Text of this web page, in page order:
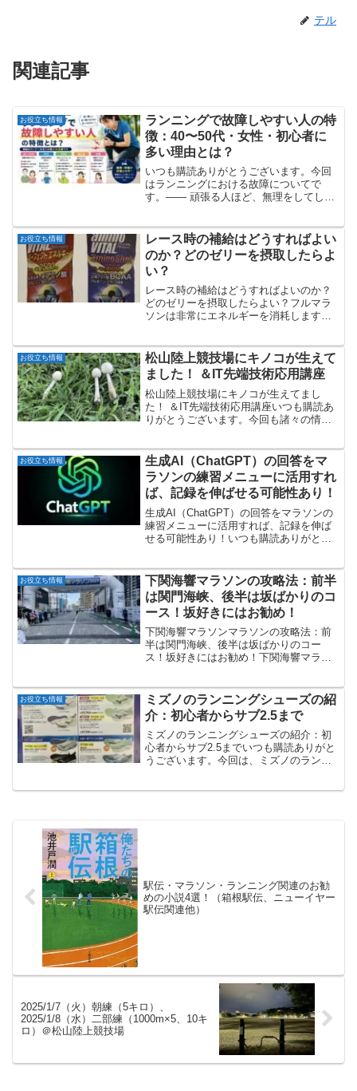
テル
関連記事
お役立ち情報
ランニングで故障しやすい人の特
徴：40〜50代・女性・初心者に
多い理由とは？
いつも購読ありがとうございます。今回
はランニングにおける故障についてで
す。―― 頑張る人ほど、無理をしてしま
周囲のランナーを見てきた中での個人的
な印象や主観をもとにまと...
お役立ち情報
レース時の補給はどうすればよい
のか？どのゼリーを摂取したらよ
い？
レース時の補給はどうすればよいのか？
どのゼリーを摂取したらよい？フルマラ
ソンは非常にエネルギーを消耗しますの
レース中においても補給が必要になりま
す。大会によってはエイド...
お役立ち情報
松山陸上競技場にキノコが生えて
ました！ ＆IT先端技術応用講座
松山陸上競技場にキノコが生えてまし
た！ ＆IT先端技術応用講座いつも購読あ
りがとうございます。今回も諸々の情報
ョグ。曇っていて直射日光の暑さはあり
ませんでしたが、雨上が...
お役立ち情報
生成AI（ChatGPT）の回答をマ
ラソンの練習メニューに活用すれ
ば、記録を伸ばせる可能性あり！
生成AI（ChatGPT）の回答をマラソンの
練習メニューに活用すれば、記録を伸ば
せる可能性あり！いつも購読ありがとう
た。最近の生成AIの進化は目覚ましいの
で、う...
お役立ち情報
下関海響マラソンの攻略法：前半
は関門海峡、後半は坂ばかりのコ
ース！坂好きにはお勧め！
下関海響マラソンマラソンの攻略法：前
半は関門海峡、後半は坂ばかりのコー
ス！坂好きにはお勧め！下関海響マラソ
海峡に面し、歴史や自然に恵まれた美し
い風景を楽しみながら走れ...
お役立ち情報
ミズノのランニングシューズの紹
介：初心者からサブ2.5まで
ミズノのランニングシューズの紹介：初
心者からサブ2.5までいつも購読ありがと
うございます。今回は、ミズノのランニ
駅伝・マラソン・ランニング関連のお勧
めの小説4選！（箱根駅伝、ニューイヤー
駅伝関連他）
2025/1/7（火）朝練（5キロ）、
2025/1/8（水）二部練（1000m×5、10キ
ロ）＠松山陸上競技場